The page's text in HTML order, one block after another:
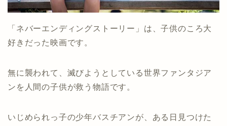
「ネバーエンディングストーリー」は、子供のころ大
好きだった映画です。
無に襲われて、滅びようとしている世界ファンタジア
ンを人間の子供が救う物語です。
いじめられっ子の少年バスチアンが、ある日見つけた